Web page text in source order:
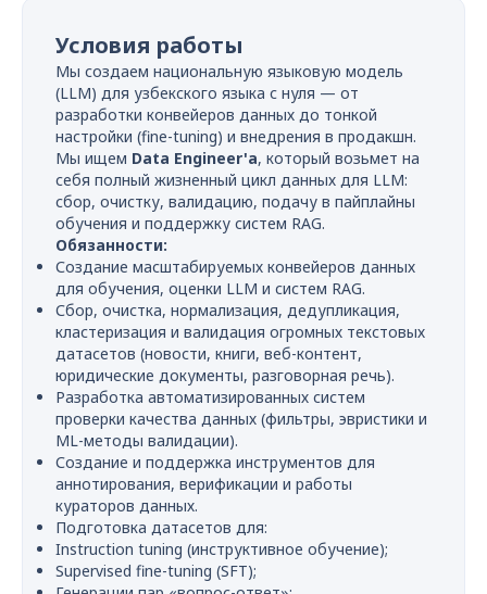
Условия работы
Мы создаем национальную языковую модель
(LLM) для узбекского языка с нуля — от
разработки конвейеров данных до тонкой
настройки (fine-tuning) и внедрения в продакшн.
Мы ищем Data Engineer'а, который возьмет на
себя полный жизненный цикл данных для LLM:
сбор, очистку, валидацию, подачу в пайплайны
обучения и поддержку систем RAG.
Обязанности:
Создание масштабируемых конвейеров данных
для обучения, оценки LLM и систем RAG.
Сбор, очистка, нормализация, дедупликация,
кластеризация и валидация огромных текстовых
датасетов (новости, книги, веб-контент,
юридические документы, разговорная речь).
Разработка автоматизированных систем
проверки качества данных (фильтры, эвристики и
ML-методы валидации).
Создание и поддержка инструментов для
аннотирования, верификации и работы
кураторов данных.
Подготовка датасетов для:
Instruction tuning (инструктивное обучение);
Supervised fine-tuning (SFT);